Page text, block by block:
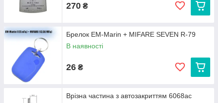
270 ₴
Брелок EM-Marin + MIFARE SEVEN R-79
В наявності
26 ₴
Врізна частина з автозакриттям 6068ac